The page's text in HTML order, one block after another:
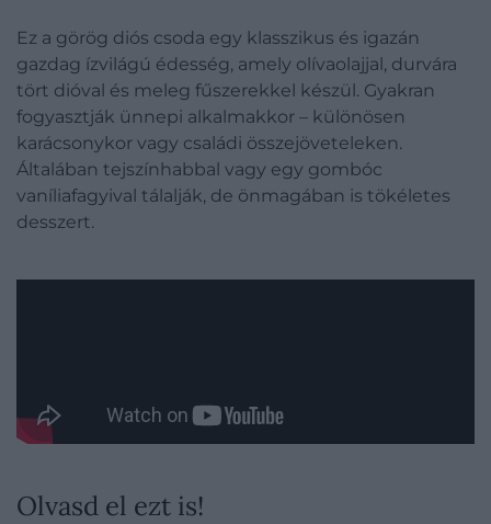
Ez a görög diós csoda egy klasszikus és igazán
gazdag ízvilágú édesség, amely olívaolajjal, durvára
tört dióval és meleg fűszerekkel készül. Gyakran
fogyasztják ünnepi alkalmakkor – különösen
karácsonykor vagy családi összejöveteleken.
Általában tejszínhabbal vagy egy gombóc
vaníliafagyival tálalják, de önmagában is tökéletes
desszert.
Olvasd el ezt is!